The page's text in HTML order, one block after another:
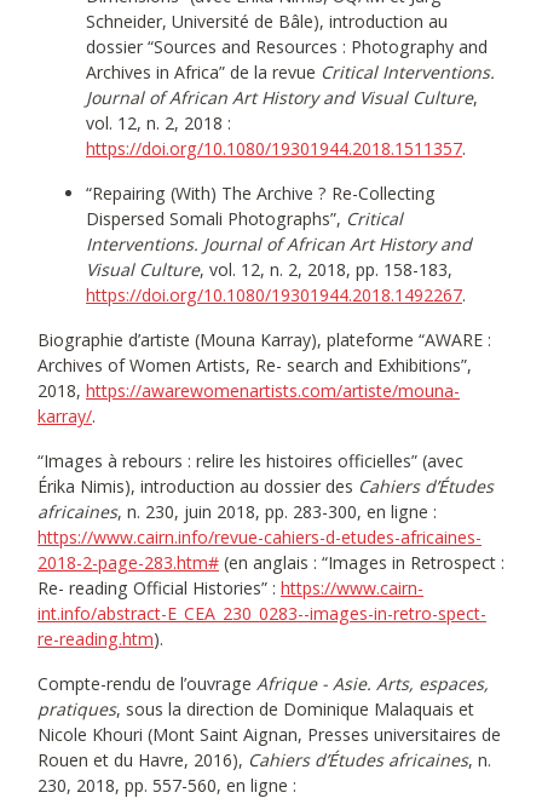
Schneider, Université de Bâle), introduction au
dossier “Sources and Resources : Photography and
Archives in Africa” de la revue Critical Interventions.
Journal of African Art History and Visual Culture,
vol. 12, n. 2, 2018 :
https://doi.org/10.1080/19301944.2018.1511357.
“Repairing (With) The Archive ? Re-Collecting
Dispersed Somali Photographs”, Critical
Interventions. Journal of African Art History and
Visual Culture, vol. 12, n. 2, 2018, pp. 158-183,
https://doi.org/10.1080/19301944.2018.1492267.
Biographie d’artiste (Mouna Karray), plateforme “AWARE :
Archives of Women Artists, Re- search and Exhibitions”,
2018, https://awarewomenartists.com/artiste/mouna-
karray/.
“Images à rebours : relire les histoires officielles” (avec
Érika Nimis), introduction au dossier des Cahiers d’Études
africaines, n. 230, juin 2018, pp. 283-300, en ligne :
https://www.cairn.info/revue-cahiers-d-etudes-africaines-
2018-2-page-283.htm# (en anglais : “Images in Retrospect :
Re- reading Official Histories” : https://www.cairn-
int.info/abstract-E_CEA_230_0283--images-in-retro-spect-
re-reading.htm).
Compte-rendu de l’ouvrage Afrique - Asie. Arts, espaces,
pratiques, sous la direction de Dominique Malaquais et
Nicole Khouri (Mont Saint Aignan, Presses universitaires de
Rouen et du Havre, 2016), Cahiers d’Études africaines, n.
230, 2018, pp. 557-560, en ligne :